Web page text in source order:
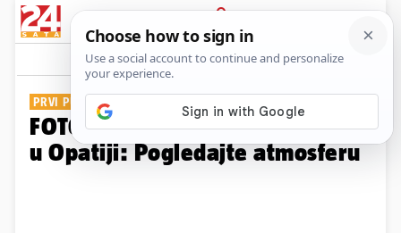
PRIJAVA
Galerija Komentari
PRVI PUT U HRVATSKOJ
FOTO Bend Papa Roach nastupio
u Opatiji: Pogledajte atmosferu